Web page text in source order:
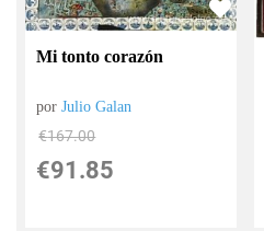
Mi tonto corazón
porJulio Galan
€167.00
€91.85